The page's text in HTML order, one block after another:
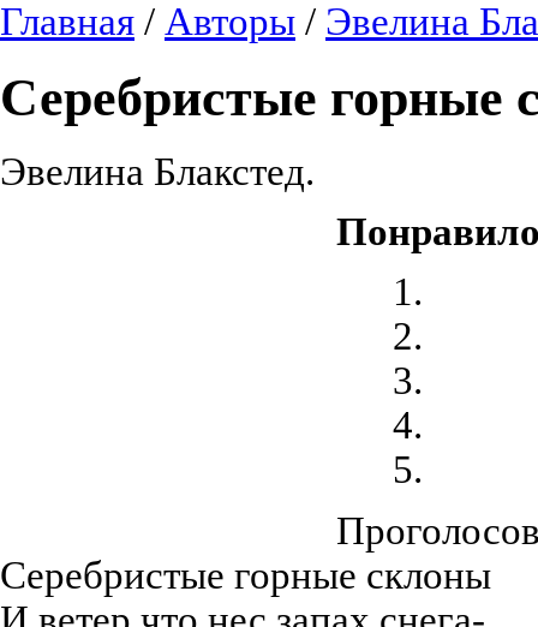
Главная / Авторы / Эвелина
Серебристые горные
Эвелина Блакстед.
Серебристые горные склоны